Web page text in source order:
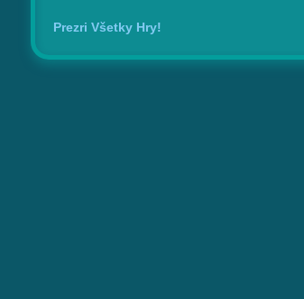
Prezri Všetky Hry!